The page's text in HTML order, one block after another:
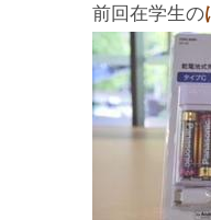
前回在学生の